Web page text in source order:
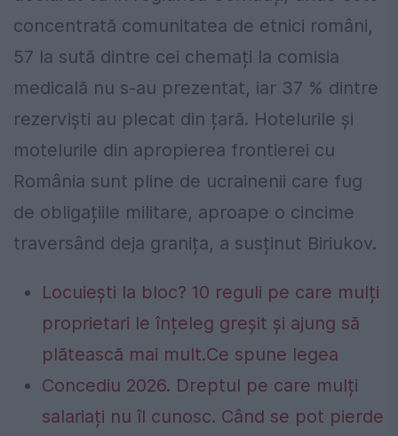
concentrată comunitatea de etnici români,
57 la sută dintre cei chemați la comisia
medicală nu s-au prezentat, iar 37 % dintre
rezerviști au plecat din țară. Hotelurile și
motelurile din apropierea frontierei cu
România sunt pline de ucrainenii care fug
de obligațiile militare, aproape o cincime
traversând deja granița, a susținut Biriukov.
Locuiești la bloc? 10 reguli pe care mulți
proprietari le înțeleg greșit și ajung să
plătească mai mult.Ce spune legea
Concediu 2026. Dreptul pe care mulți
salariați nu îl cunosc. Când se pot pierde